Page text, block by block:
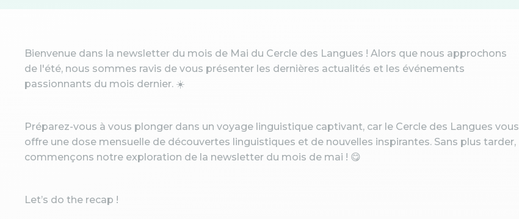
Bienvenue dans la newsletter du mois de Mai du Cercle des Langues ! Alors que nous approchons
de l'été, nous sommes ravis de vous présenter les dernières actualités et les événements
passionnants du mois dernier. ☀️
Préparez-vous à vous plonger dans un voyage linguistique captivant, car le Cercle des Langues vous
offre une dose mensuelle de découvertes linguistiques et de nouvelles inspirantes. Sans plus tarder,
commençons notre exploration de la newsletter du mois de mai ! 😋
Let’s do the recap !